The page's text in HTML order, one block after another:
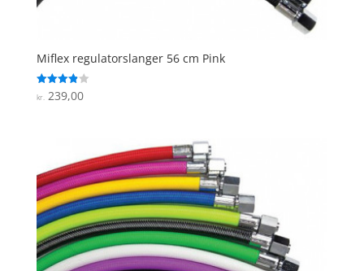
Miflex regulatorslanger 56 cm Pink
Vurderet
3.9
kr.239,00